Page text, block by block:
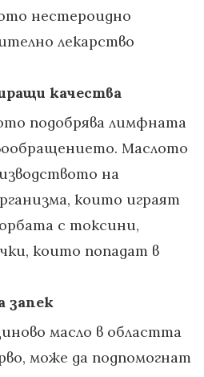
нестероидно
лекарство
качества
подобрява лимфната
Маслото
на
които играят
с токсини,
които попадат в
запек
масло в областта
може да подпомогнат